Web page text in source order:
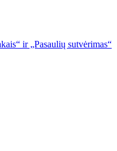
ir „Pasaulių sutvėrimas“